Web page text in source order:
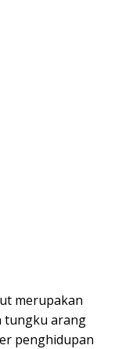
merupakan
tungku arang
penghidupan